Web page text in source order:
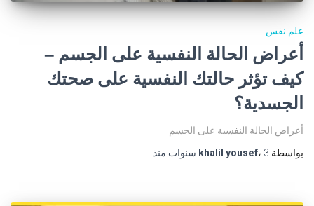
علم نفس
أعراض الحالة النفسية على الجسم –
كيف تؤثر حالتك النفسية على صحتك
الجسدية؟
أعراض الحالة النفسية على الجسم
بواسطة
khalil yousef، 3 سنوات منذ